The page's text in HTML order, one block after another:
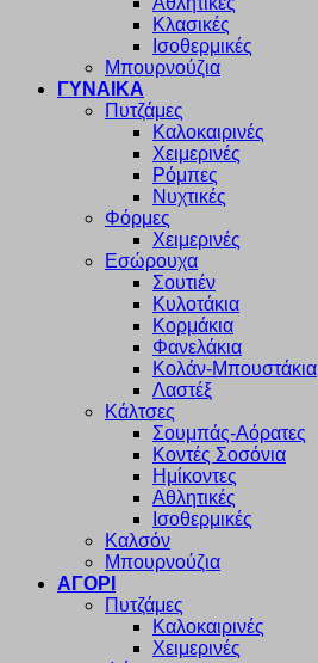
Κλασικές
Ισοθερμικές
Μπουρνούζια
ΓΥΝΑΙΚΑ
Πυτζάμες
Καλοκαιρινές
Χειμερινές
Ρόμπες
Νυχτικές
Φόρμες
Χειμερινές
Εσώρουχα
Σουτιέν
Κυλοτάκια
Κορμάκια
Φανελάκια
Κολάν-Μπουστάκια
Λαστέξ
Κάλτσες
Σουμπάς-Αόρατες
Κοντές Σοσόνια
Ημίκοντες
Αθλητικές
Ισοθερμικές
Καλσόν
Μπουρνούζια
ΑΓΟΡΙ
Πυτζάμες
Καλοκαιρινές
Χειμερινές